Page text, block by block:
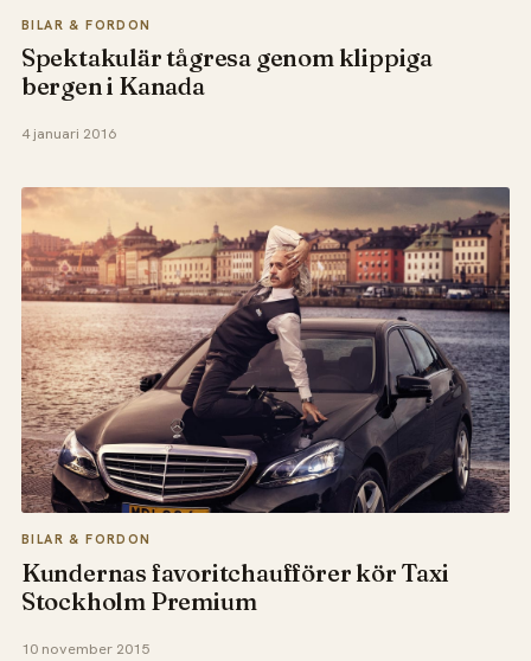
BILAR & FORDON
Spektakulär tågresa genom klippiga
bergen i Kanada
4 januari 2016
BILAR & FORDON
Kundernas favoritchaufförer kör Taxi
Stockholm Premium
10 november 2015